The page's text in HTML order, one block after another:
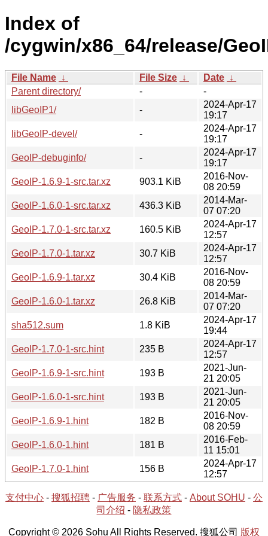
Index of
/cygwin/x86_64/release/
File Name ↓ File Size ↓ Date ↓
Parent directory/
-
-
libGeoIP1/
-
2024-Apr-17
19:17
libGeoIP-devel/
-
2024-Apr-17
19:17
GeoIP-debuginfo/
-
2024-Apr-17
19:17
GeoIP-1.6.9-1-src.tar.xz
903.1 KiB
2016-Nov-
08 20:59
GeoIP-1.6.0-1-src.tar.xz
436.3 KiB
2014-Mar-
07 07:20
GeoIP-1.7.0-1-src.tar.xz
160.5 KiB
2024-Apr-17
12:57
GeoIP-1.7.0-1.tar.xz
30.7 KiB
2024-Apr-17
12:57
GeoIP-1.6.9-1.tar.xz
30.4 KiB
2016-Nov-
08 20:59
GeoIP-1.6.0-1.tar.xz
26.8 KiB
2014-Mar-
07 07:20
sha512.sum
1.8 KiB
2024-Apr-17
19:44
GeoIP-1.7.0-1-src.hint
235 B
2024-Apr-17
12:57
GeoIP-1.6.9-1-src.hint
193 B
2021-Jun-
21 20:05
GeoIP-1.6.0-1-src.hint
193 B
2021-Jun-
21 20:05
GeoIP-1.6.9-1.hint
182 B
2016-Nov-
08 20:59
GeoIP-1.6.0-1.hint
181 B
2016-Feb-
11 15:01
GeoIP-1.7.0-1.hint
156 B
2024-Apr-17
12:57
支付中心 - 搜狐招聘 - 广告服务 - 联系方式 - About SOHU - 公
司介绍 - 隐私政策
Copyright © 2026 Sohu All Rights Reserved. 搜狐公司 版权